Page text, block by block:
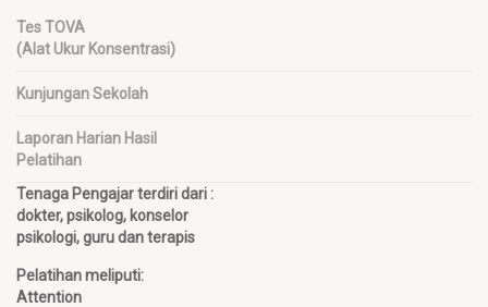
Tes TOVA
(Alat Ukur Konsentrasi)
Kunjungan Sekolah
Laporan Harian Hasil
Pelatihan
Tenaga Pengajar terdiri dari :
dokter, psikolog, konselor
psikologi, guru dan terapis
Pelatihan meliputi:
Attention